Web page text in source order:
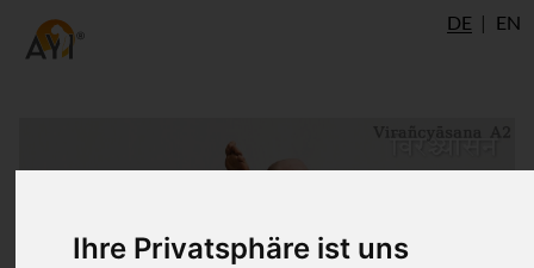
Ihre Privatsphäre ist uns
DE EN